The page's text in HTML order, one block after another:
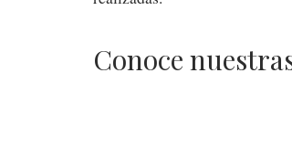
Conoce